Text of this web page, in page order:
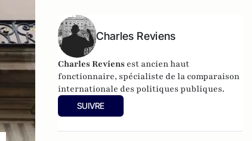
Charles Reviens
Charles Reviens est ancien haut
fonctionnaire, spécialiste de la comparaison
internationale des politiques publiques.
SUIVRE